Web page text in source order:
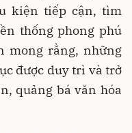
kiện tiếp cận, tìm
thống phong phú
mong rằng, những
được duy trì và trở
quảng bá văn hóa